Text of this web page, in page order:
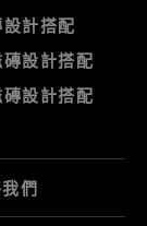
計搭配
設計搭配
設計搭配
們